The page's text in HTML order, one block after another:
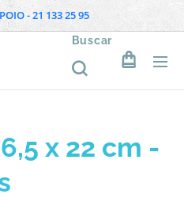
- 21 133 25 95
Buscar
x 22 cm -